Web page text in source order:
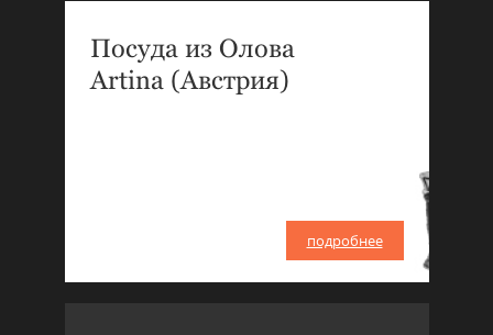
Посуда из Олова
Artina (Австрия)
подробнее